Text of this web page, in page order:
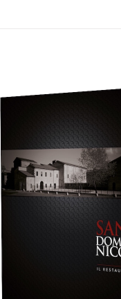
AGGIUNGI AL CARRELLO